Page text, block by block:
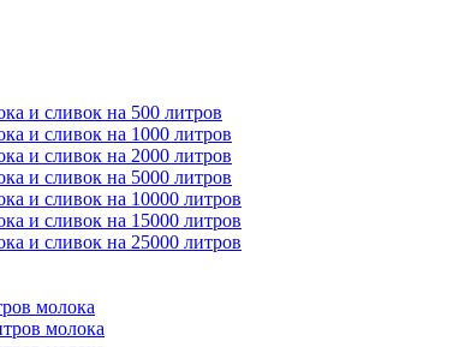
и сливок на 500 литров
и сливок на 1000 литров
и сливок на 2000 литров
и сливок на 5000 литров
и сливок на 10000 литров
и сливок на 15000 литров
и сливок на 25000 литров
молока
молока